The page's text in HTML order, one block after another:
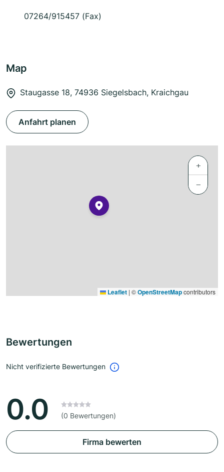
07264/915457 (Fax)
Map
Staugasse 18, 74936 Siegelsbach, Kraichgau
Anfahrt planen
+
−
Leaflet | ©OpenStreetMapcontributors
Bewertungen
Nicht verifizierte Bewertungen
0.0 (0 Bewertungen)
Firma bewerten